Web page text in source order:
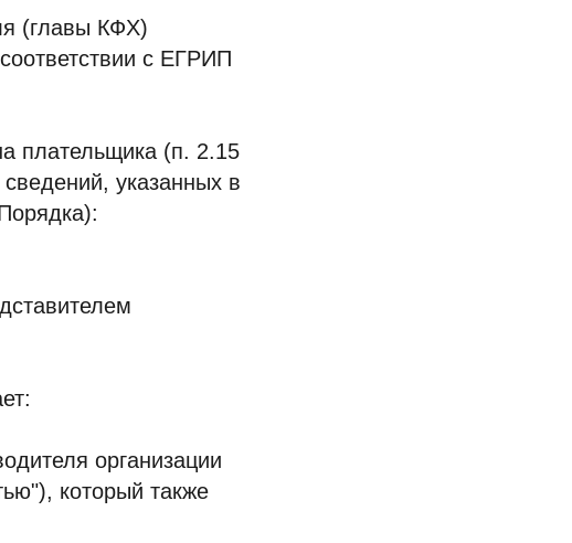
(главы КФХ)
с ЕГРИП
плательщика (п. 2.15
указанных в
организации
который также